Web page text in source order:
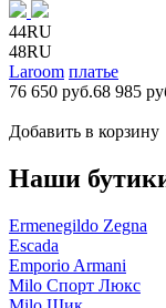
44RU
48RU
Laroom платье
76 650 руб.68 985
Добавить в корзину
Наши
Ermenegildo Zegna
Escada
Emporio Armani
Milo Спорт Люкс